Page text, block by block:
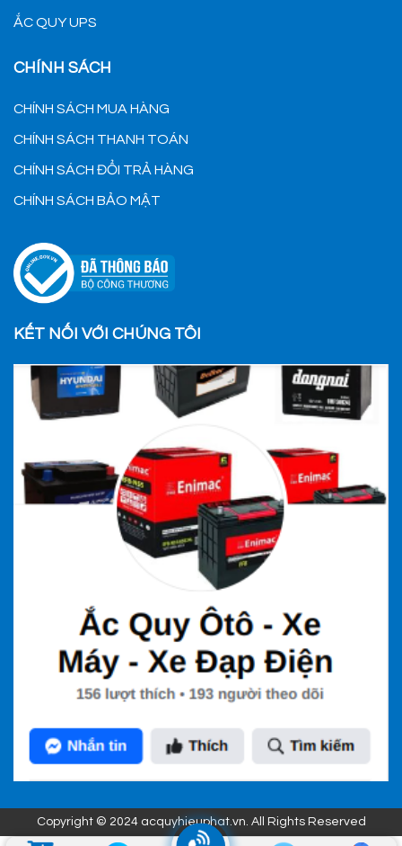
ẮC QUY UPS
CHÍNH SÁCH
CHÍNH SÁCH MUA HÀNG
CHÍNH SÁCH THANH TOÁN
CHÍNH SÁCH ĐỔI TRẢ HÀNG
CHÍNH SÁCH BẢO MẬT
KẾT NỐI VỚI CHÚNG TÔI
Copyright © 2024 acquyhieuphat.vn. All Rights Reserved